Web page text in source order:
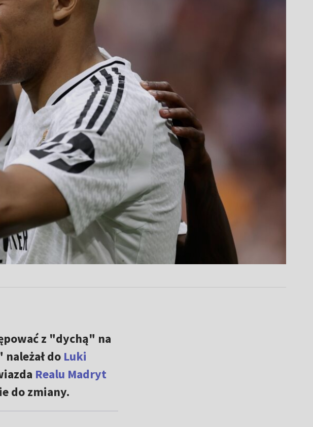
z "dychą" na
do Luki
Realu Madryt
do zmiany.